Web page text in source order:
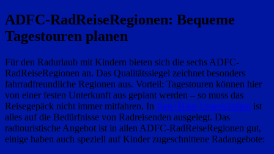
ADFC-RadReiseRegionen: Bequeme
Tagestouren planen
Für den Radurlaub mit Kindern bieten sich die sechs ADFC-
RadReiseRegionen an. Das Qualitätssiegel zeichnet besonders
fahrradfreundliche Regionen aus. Vorteil: Tagestouren können hier
von einer festen Unterkunft aus geplant werden – so muss das
Reisegepäck nicht immer mitfahren. In Bett+Bike-Unterkünften ist
alles auf die Bedürfnisse von Radreisenden ausgelegt. Das
radtouristische Angebot ist in allen ADFC-RadReiseRegionen gut,
einige haben auch speziell auf Kinder zugeschnittene Radangebote: